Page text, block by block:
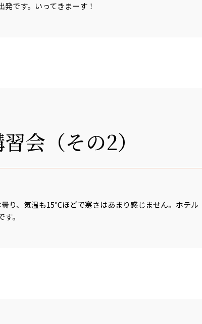
です。いってきまーす！
会（その2）
り、気温も15℃ほどで寒さはあまり感じません。ホテル
。